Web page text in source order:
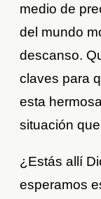
medio de
del mundo
descanso.
claves para
esta
situación
¿Estás allí
esperamos